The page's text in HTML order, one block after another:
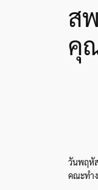
ส
คุ
วันพฤหั
คณะทำ